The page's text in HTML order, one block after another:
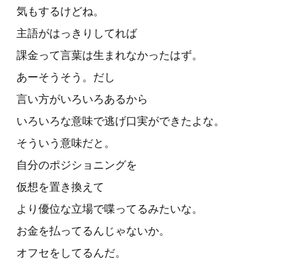
気もするけどね。
主語がはっきりしてれば
課金って言葉は生まれなかったはず。
あーそうそう。だし
言い方がいろいろあるから
いろいろな意味で逃げ口実ができたよな。
そういう意味だと。
自分のポジショニングを
仮想を置き換えて
より優位な立場で喋ってるみたいな。
お金を払ってるんじゃないか。
オフセをしてるんだ。